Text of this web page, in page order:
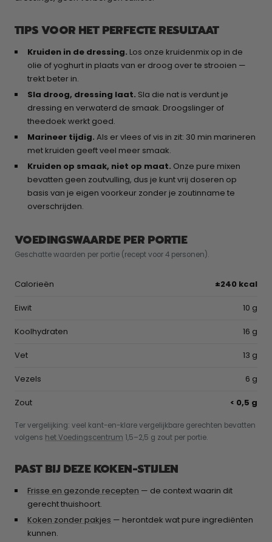
TIPS VOOR HET PERFECTE RESULTAAT
Kruiden in de dressing. Los onze kruidenmix op in de
olie of yoghurt in plaats van er droog over te strooien —
trekt beter in.
Sla droog, dressing laat. Sla die nat is verdunt je
dressing en verwaterd de smaak. Droogslinger of
theedoek werkt goed.
Marineer tijdig. Als er vlees of vis in zit: 30 min marineren
met kruiden geeft veel meer smaak.
Kruiden op smaak, niet op maat. Onze pure mixen
bevatten geen zoutvulling, dus je kunt vrij doseren op
basis van je eigen voorkeur zonder je zoutinname te
overschrijden.
VOEDINGSWAARDE PER PORTIE
Geschatte waarden per portie (recept voor 4 personen).
Calorieën ±240 kcal
Eiwit 10 g
Koolhydraten 16 g
Vet 13 g
Vezels 6 g
Zout < 0,5 g
Ter vergelijking: veel kant-en-klare vergelijkbare gerechten bevatten
volgens het Voedingscentrum 1,5–2,5 g zout per portie.
PAST BIJ DEZE KOKEN-STIJLEN
Frisse en gezonde recepten — de context waarin dit
gerecht thuishoort.
Koken zonder pakjes — herontdek wat pure ingrediënten
kunnen.